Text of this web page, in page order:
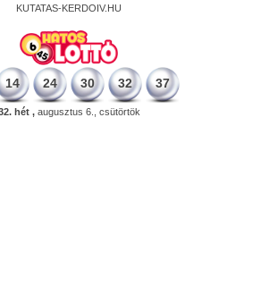
KUTATAS-KERDOIV.HU
14 24 30 32 37
hét ,augusztus 6., csütörtök